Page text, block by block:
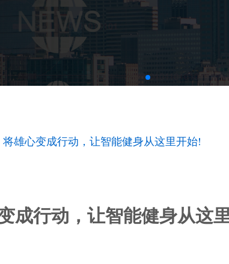
将雄心变成行动，让智能健身从这里开始!
成行动，让智能健身从这